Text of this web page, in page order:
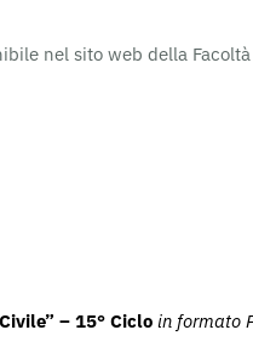
nel sito web della
– 15° Ciclo in formato